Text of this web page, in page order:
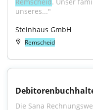
unseres..."
Steinhaus GmbH
Remscheid
Die Sana